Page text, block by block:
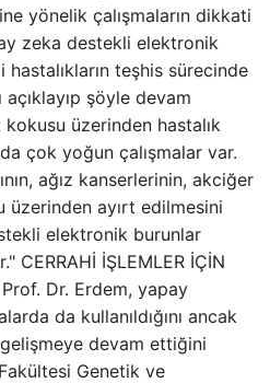
yönelik çalışmaların dikkati
zeka destekli elektronik
teşhis sürecinde
açıklayıp şöyle devam
üzerinden hastalık
çok yoğun çalışmalar var.
ağız kanserlerinin, akciğer
üzerinden ayırt edilmesini
elektronik burunlar
CERRAHİ İŞLEMLER İÇİN
Prof. Dr. Erdem, yapay
da kullanıldığını ancak
devam ettiğini
Genetik ve